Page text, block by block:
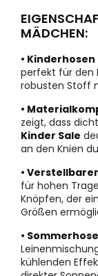
MÄDCHEN:
•
perfekt für den
robusten Stoff
•
zeigt, dass
Kinder Sale
an den Knien
•
für hohen
Knöpfen, der
Größen
•
kühlenden